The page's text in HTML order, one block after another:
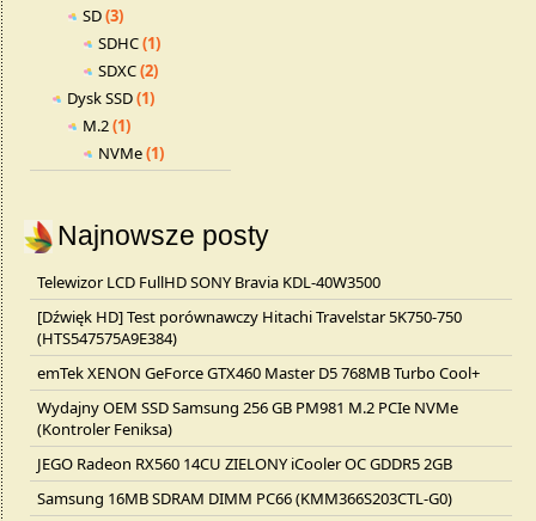
SD(3)
SDHC(1)
SDXC(2)
Dysk SSD(1)
M.2(1)
NVMe(1)
Najnowsze posty
Telewizor LCD FullHD SONY Bravia KDL-40W3500
[Dźwięk HD] Test porównawczy Hitachi Travelstar 5K750-750
(HTS547575A9E384)
emTek XENON GeForce GTX460 Master D5 768MB Turbo Cool+
Wydajny OEM SSD Samsung 256 GB PM981 M.2 PCIe NVMe
(Kontroler Feniksa)
JEGO Radeon RX560 14CU ZIELONY iCooler OC GDDR5 2GB
Samsung 16MB SDRAM DIMM PC66 (KMM366S203CTL-G0)